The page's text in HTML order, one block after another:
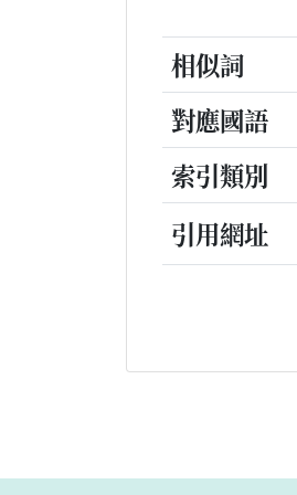
相似詞
對應國語
索引類別
引用網址